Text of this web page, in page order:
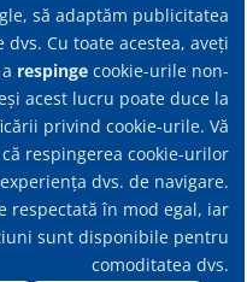
Kit de accesorii
lichid (filtru din
poliester) și un kit
a aspirației atunci
și în versiunea
lichidelor
Umed Uscate
să adaptăm publicitatea
dvs. Cu toate acestea, aveți
respinge cookie-urile non-
acest lucru poate duce la
privind cookie-urile. Vă
respingerea cookie-urilor
dvs. de navigare.
respectată în mod egal, iar
sunt disponibile pentru
comoditatea dvs.